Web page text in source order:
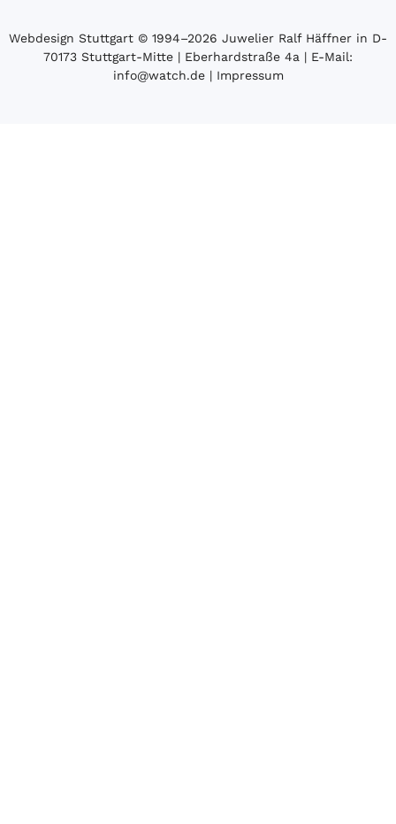
Webdesign Stuttgart © 1994­–2026 Juwelier Ralf Häffner in D-
70173 Stuttgart-Mitte | Eberhardstraße 4a | E-Mail:
info@watch.de|Impressum